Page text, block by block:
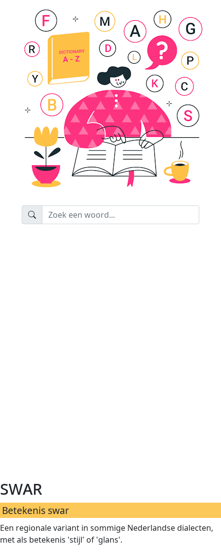
swar
Betekenis swar
Een regionale variant in sommige Nederlandse dialecten,
met als betekenis 'stijl' of 'glans'.